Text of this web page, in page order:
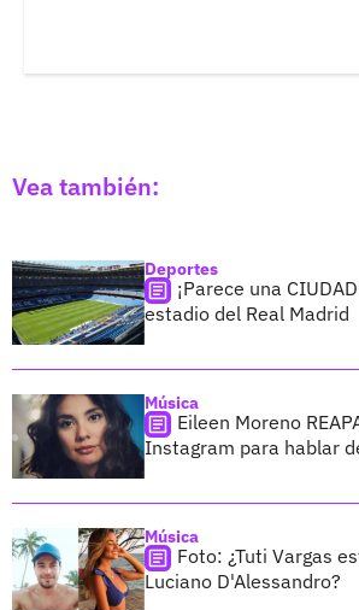
Vea también:
Deportes
¡Parece una
estadio del Real Madrid
Música
Eileen Moreno
Instagram para hablar
Música
Foto: ¿Tuti Vargas
Luciano D'Alessandro?